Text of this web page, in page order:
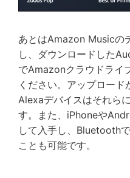
あとはAmazon Musicの
し、ダウンロードした
でAmazonクラウドライ
ください。アップロー
Alexaデバイスはそれら
す。また、iPhoneや
して入手し、Bluetooth
ことも可能です。